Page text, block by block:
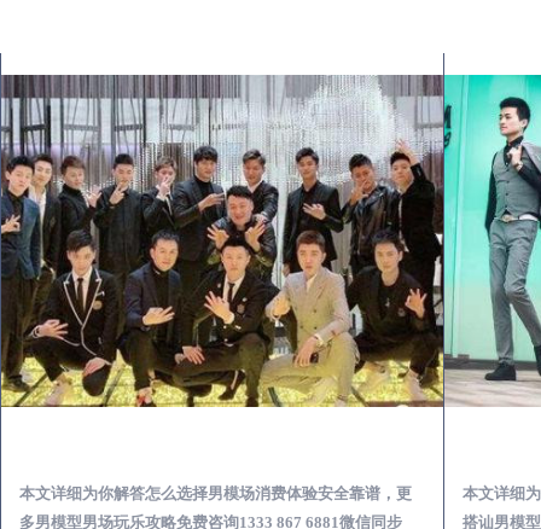
本文详细为你解答怎么选择男模场消费体验安全靠谱，更
多男模型男场玩乐攻略免费咨询1333 867 6881微信同步
本文详细
搭讪男模